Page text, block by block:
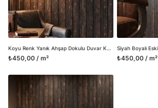
Koyu Renk Yanık Ahşap Dokulu Duvar Kağıdı, Rustik Endüstriyel Stil Dikey Panel Duvar Posteri
₺450,00 / m² ₺450,00 / m²